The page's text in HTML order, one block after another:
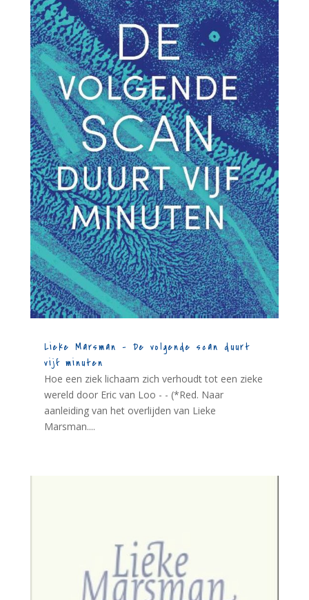
Lieke Marsman – De volgende scan duurt
vijf minuten
Hoe een ziek lichaam zich verhoudt tot een zieke
wereld door Eric van Loo - - (*Red. Naar
aanleiding van het overlijden van Lieke
Marsman....